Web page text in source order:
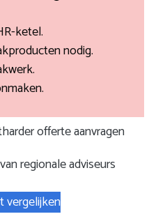
ketel.
nodig.
offerte aanvragen
regionale adviseurs
vergelijken